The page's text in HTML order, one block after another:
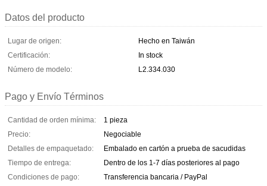
Datos del producto
Lugar de origen:
Hecho en Taiwán
Certificación:
In stock
Número de modelo:
L2.334.030
Pago y Envío Términos
Cantidad de orden mínima:
1 pieza
Precio:
Negociable
Detalles de empaquetado:
Embalado en cartón a prueba de sacudidas
Tiempo de entrega:
Dentro de los 1-7 días posteriores al pago
Condiciones de pago:
Transferencia bancaria / PayPal